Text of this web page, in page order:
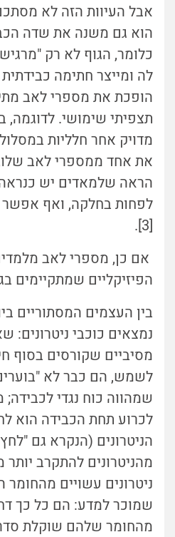
אבל העיוות הזה לא
הוא גם משנה את שדה
כלומר, הגוף לא רק
לה ומייצר חתימה
הופכת את מספרי לאב
תצפיתי שימושי. לדוגמה,
מדויק אחר חלליות
את אחד ממספרי לאב
הראה שלמאדים יש כנראה
לפחות בחלקה, ואף אפשר
[3].
אם כן, מספרי לאב
הפיזיקליים שמתקיימים
בין העצמים המסתוריים
נמצאים כוכבי ניטרונים:
לשמש, הם כבר לא
שמהווה כוח נגדי
לכרוע תחת הכבידה הוא
הניטרונים (הנקרא גם "לחץ
מהניטרונים להתקרב יותר
ניטרונים עשויים מהחומר
שמוכר למדע: הם כל כך
מהחומר שלהם שוקלת